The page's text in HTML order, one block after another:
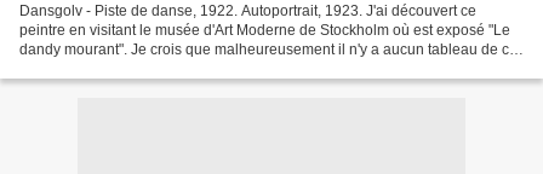
Dansgolv - Piste de danse, 1922. Autoportrait, 1923. J'ai découvert ce
peintre en visitant le musée d'Art Moderne de Stockholm où est exposé "Le
dandy mourant". Je crois que malheureusement il n'y a aucun tableau de ce